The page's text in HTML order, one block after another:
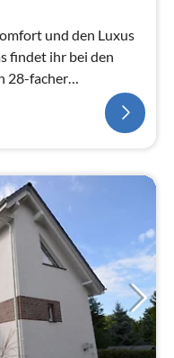
und den Luxus
findet ihr bei den
28-facher